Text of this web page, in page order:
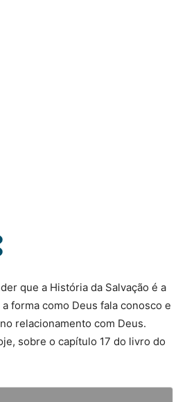
que a História da Salvação é a
forma como Deus fala conosco e
relacionamento com Deus.
sobre o capítulo 17 do livro do